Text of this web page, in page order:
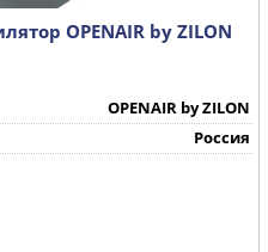
OPENAIR by ZILON
OPENAIR by ZILON
Россия